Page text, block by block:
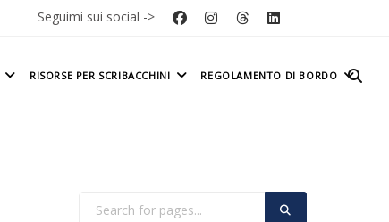
Seguimi sui social ->
RISORSE PER SCRIBACCHINI REGOLAMENTO DI BORDO